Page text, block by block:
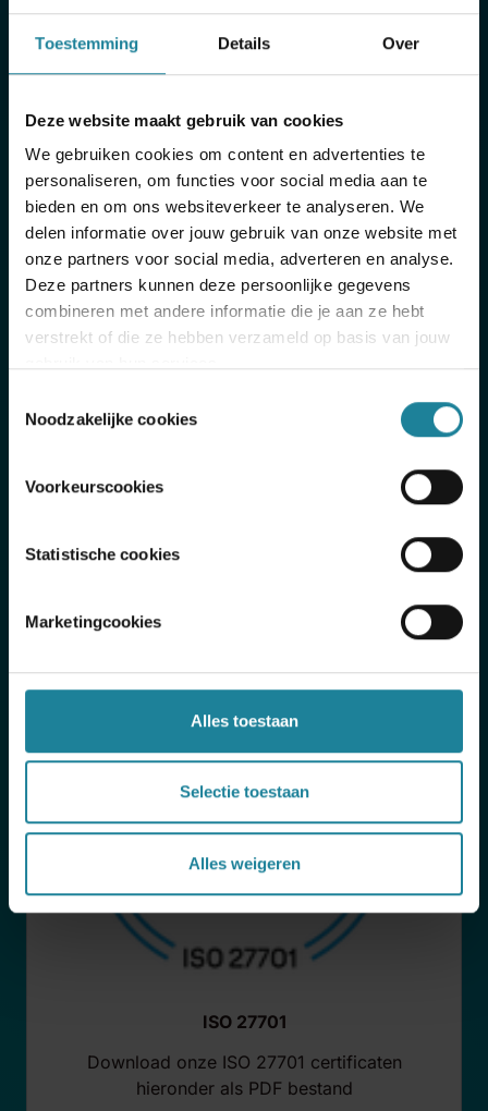
Toestemming Details Over
Deze website maakt gebruik van cookies
We gebruiken cookies om content en advertenties te
personaliseren, om functies voor social media aan te
bieden en om ons websiteverkeer te analyseren. We
delen informatie over jouw gebruik van onze website met
onze partners voor social media, adverteren en analyse.
Deze partners kunnen deze persoonlijke gegevens
combineren met andere informatie die je aan ze hebt
verstrekt of die ze hebben verzameld op basis van jouw
Noodzakelijke cookies
Voorkeurscookies
Statistische cookies
Marketingcookies
Alles toestaan
Selectie toestaan
Alles weigeren
ISO 27001
Download onze ISO 27001 certificaten
ISO 27701
Download onze ISO 27701 certificaten
hieronder als PDF bestand